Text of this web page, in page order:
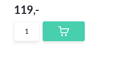
119,-